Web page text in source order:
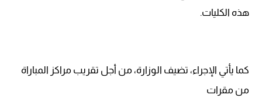
هذه الكليات.
كما يأتي الإجراء، تضيف الوزارة، من أجل تقريب مراكز المباراة
من مقرات